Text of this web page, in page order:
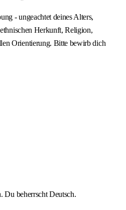
- ungeachtet deines Alters,
Herkunft, Religion,
Orientierung. Bitte bewirb dich
Du beherrscht Deutsch.